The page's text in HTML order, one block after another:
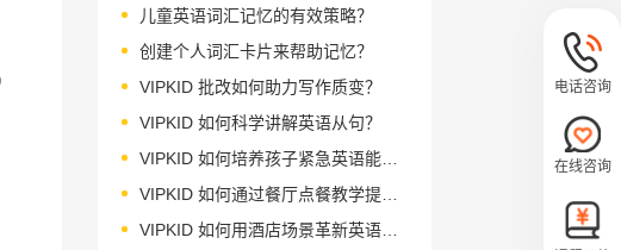
儿童英语词汇记忆的有效策略？
创建个人词汇卡片来帮助记忆？
VIPKID 批改如何助力写作质变？
VIPKID 如何科学讲解英语从句？
VIPKID 如何培养孩子紧急英语能力？
VIPKID 如何通过餐厅点餐教学提升少儿英语应用能力？
VIPKID 如何用酒店场景革新英语教学？
电话咨询
在线咨询